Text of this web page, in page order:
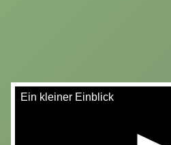
Ein kleiner Einblick